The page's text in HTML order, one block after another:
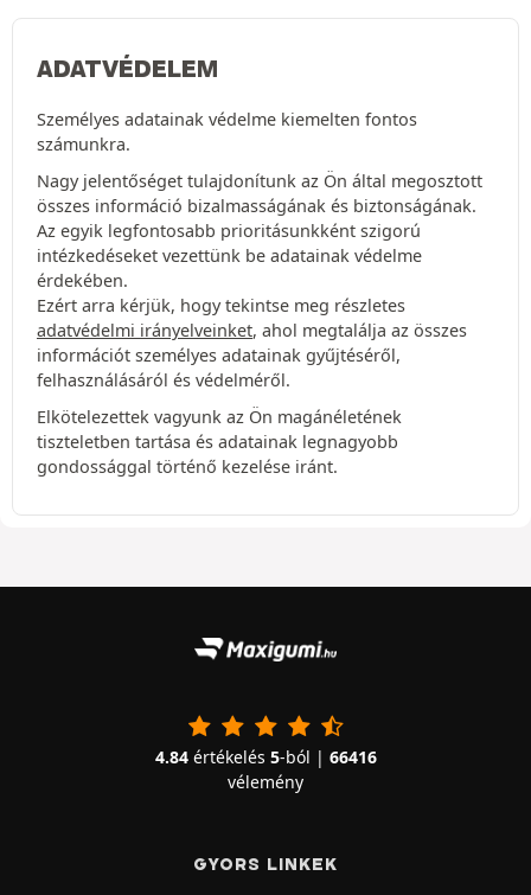
ADATVÉDELEM
Személyes adatainak védelme kiemelten fontos
számunkra.
Nagy jelentőséget tulajdonítunk az Ön által megosztott
összes információ bizalmasságának és biztonságának.
Az egyik legfontosabb prioritásunkként szigorú
intézkedéseket vezettünk be adatainak védelme
érdekében.
Ezért arra kérjük, hogy tekintse meg részletes
adatvédelmi irányelveinket, ahol megtalálja az összes
információt személyes adatainak gyűjtéséről,
felhasználásáról és védelméről.
Elkötelezettek vagyunk az Ön magánéletének
tiszteletben tartása és adatainak legnagyobb
gondossággal történő kezelése iránt.
4.84értékelés 5-ból | 66416
vélemény
GYORS LINKEK